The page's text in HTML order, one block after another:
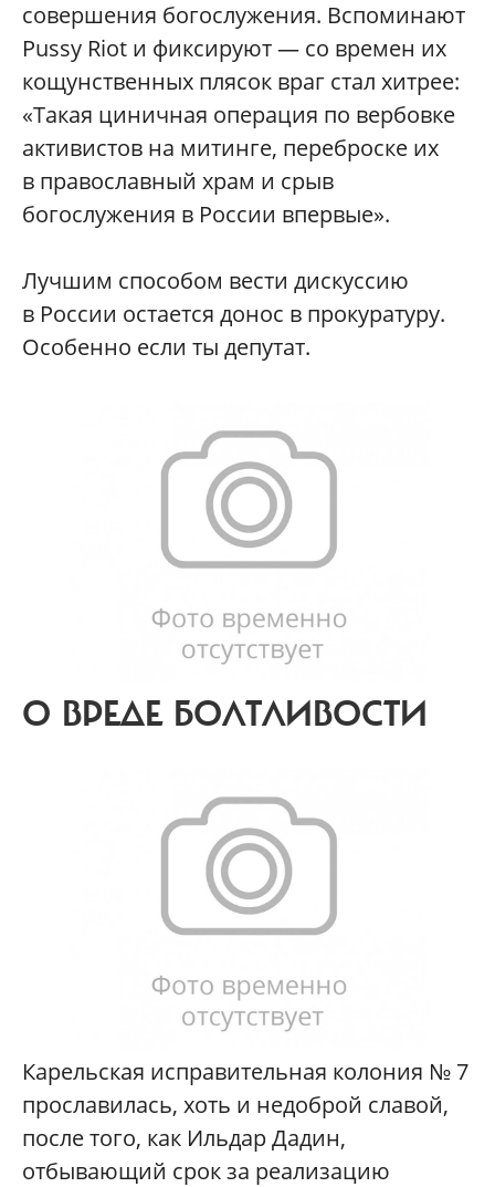
совершения богослужения. Вспоминают
Pussy Riot и фиксируют — со времен их
кощунственных плясок враг стал хитрее:
«Такая циничная операция по вербовке
активистов на митинге, переброске их
в православный храм и срыв
богослужения в России впервые».
Лучшим способом вести дискуссию
в России остается донос в прокуратуру.
Особенно если ты депутат.
О ВРЕДЕ БОЛТЛИВОСТИ
Карельская исправительная колония № 7
прославилась, хоть и недоброй славой,
после того, как Ильдар Дадин,
отбывающий срок за реализацию